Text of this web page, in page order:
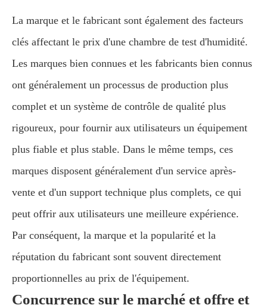
La marque et le fabricant sont également des facteurs
clés affectant le prix d'une chambre de test d'humidité.
Les marques bien connues et les fabricants bien connus
ont généralement un processus de production plus
complet et un système de contrôle de qualité plus
rigoureux, pour fournir aux utilisateurs un équipement
plus fiable et plus stable. Dans le même temps, ces
marques disposent généralement d'un service après-
vente et d'un support technique plus complets, ce qui
peut offrir aux utilisateurs une meilleure expérience.
Par conséquent, la marque et la popularité et la
réputation du fabricant sont souvent directement
proportionnelles au prix de l'équipement.
Concurrence sur le marché et offre et